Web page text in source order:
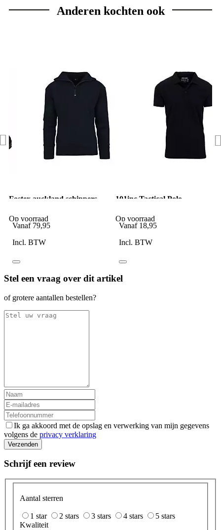
Anderen kochten ook
Fostex auckland schippers
Op voorraad
Vanaf 79,95
Incl. BTW
101inc Tactical Polo
Op voorraad
Vanaf 18,95
Incl. BTW
Stel een vraag over dit artikel
of grotere aantallen bestellen?
Ik ga akkoord met de opslag en verwerking van mijn gegevens
volgens de privacy verklaring
Verzenden
Schrijf een review
Aantal sterren
1 star 2 stars 3 stars 4 stars
5 stars
Kwaliteit